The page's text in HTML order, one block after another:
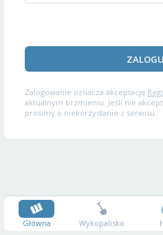
Zalogowanie oznacza akceptację
aktualnym brzmieniu. Jeśli nie
prosimy o niekorzystanie z serwisu.
Główna Wykopalisko